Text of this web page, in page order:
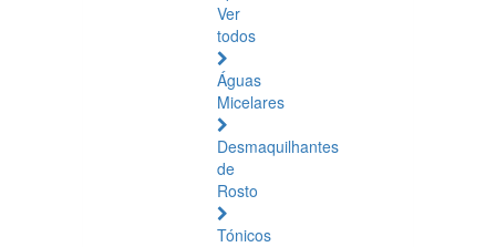
Ver
todos
Águas
Micelares
Desmaquilhantes
de
Rosto
Tónicos